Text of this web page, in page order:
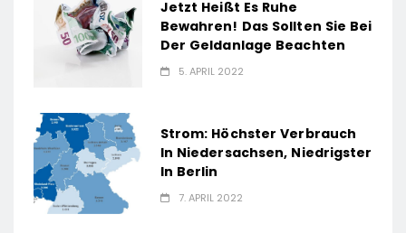
Jetzt Heißt Es Ruhe
Bewahren! Das Sollten Sie Bei
Der Geldanlage Beachten
5. APRIL 2022
Strom: Höchster Verbrauch
In Niedersachsen, Niedrigster
In Berlin
7. APRIL 2022